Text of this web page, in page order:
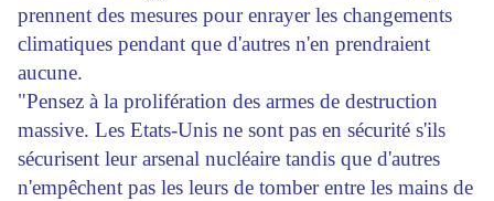
prennent des mesures pour enrayer les changements
climatiques pendant que d'autres n'en prendraient
aucune.
"Pensez à la prolifération des armes de destruction
massive. Les Etats-Unis ne sont pas en sécurité s'ils
sécurisent leur arsenal nucléaire tandis que d'autres
n'empêchent pas les leurs de tomber entre les mains de